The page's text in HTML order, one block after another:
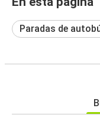
Paradas de